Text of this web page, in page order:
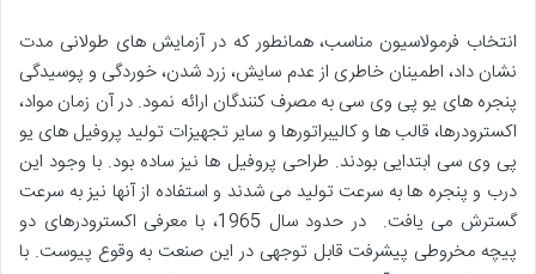
انتخاب فرمولاسیون مناسب، همانطور که در آزمایش های طولانی مدت
نشان داد، اطمینان خاطری از عدم سایش، زرد شدن، خوردگی و پوسیدگی
پنجره های یو پی وی سی به مصرف کنندگان ارائه نمود. در آن زمان مواد،
اکسترودرها، قالب ها و کالیبراتورها و سایر تجهیزات تولید پروفیل های یو
پی وی سی ابتدایی بودند. طراحی پروفیل ها نیز ساده بود. با وجود این
درب و پنجره ها به سرعت تولید می شدند و استفاده از آنها نیز به سرعت
گسترش می یافت. در حدود سال 1965، با معرفی اکسترودرهای دو
پیچه مخروطی پیشرفت قابل توجهی در این صنعت به وقوع پیوست. با